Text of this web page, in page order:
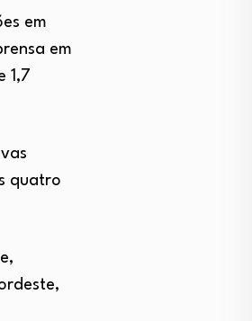
em
em
1,7
quatro